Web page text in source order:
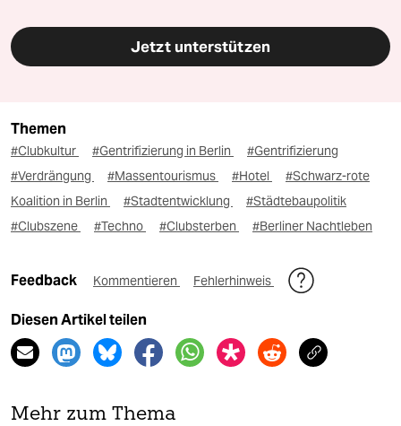
Jetzt unterstützen
Themen
#Clubkultur #Gentrifizierung in Berlin
#Gentrifizierung
#Verdrängung
#Massentourismus #Hotel
#Schwarz-rote
Koalition in Berlin
#Stadtentwicklung
#Städtebaupolitik
#Clubszene
#Techno #Clubsterben #Berliner Nachtleben
Feedback Kommentieren Fehlerhinweis
Diesen Artikel teilen
Mehr zum Thema